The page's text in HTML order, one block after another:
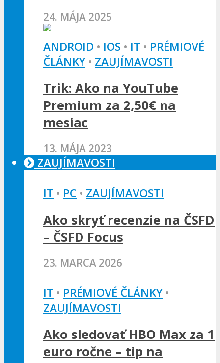
24. MÁJA 2025
ANDROID • IOS • IT • PRÉMIOVÉ
ČLÁNKY • ZAUJÍMAVOSTI
Trik: Ako na YouTube
Premium za 2,50€ na
mesiac
13. MÁJA 2023
ZAUJÍMAVOSTI
IT • PC • ZAUJÍMAVOSTI
Ako skryť recenzie na ČSFD
– ČSFD Focus
23. MARCA 2026
IT • PRÉMIOVÉ ČLÁNKY •
ZAUJÍMAVOSTI
Ako sledovať HBO Max za 1
euro ročne – tip na